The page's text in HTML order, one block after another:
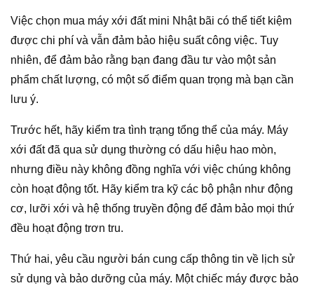
Việc chọn mua máy xới đất mini Nhật bãi có thể tiết kiệm
được chi phí và vẫn đảm bảo hiệu suất công việc. Tuy
nhiên, để đảm bảo rằng bạn đang đầu tư vào một sản
phẩm chất lượng, có một số điểm quan trọng mà bạn cần
lưu ý.
Trước hết, hãy kiểm tra tình trạng tổng thể của máy. Máy
xới đất đã qua sử dụng thường có dấu hiệu hao mòn,
nhưng điều này không đồng nghĩa với việc chúng không
còn hoạt động tốt. Hãy kiểm tra kỹ các bộ phận như động
cơ, lưỡi xới và hệ thống truyền động để đảm bảo mọi thứ
đều hoạt động trơn tru.
Thứ hai, yêu cầu người bán cung cấp thông tin về lịch sử
sử dụng và bảo dưỡng của máy. Một chiếc máy được bảo